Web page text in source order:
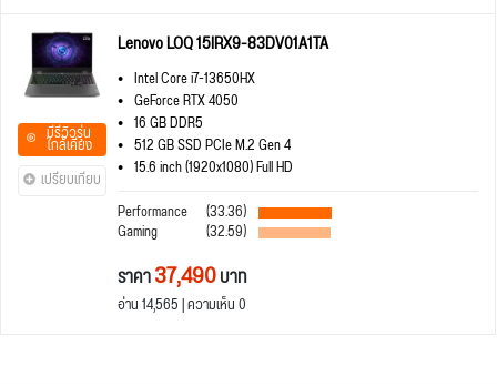
มีรีวิวรุ่น
ใกล้เคียง
เปรียบเทียบ
Lenovo LOQ 15IRX9-83DV01A1TA
Intel Core i7-13650HX
GeForce RTX 4050
16 GB DDR5
512 GB SSD PCIe M.2 Gen 4
15.6 inch (1920x1080) Full HD
Performance
(33.36)
Gaming (32.59)
ราคา37,490บาท
อ่าน 14,565 | ความเห็น 0